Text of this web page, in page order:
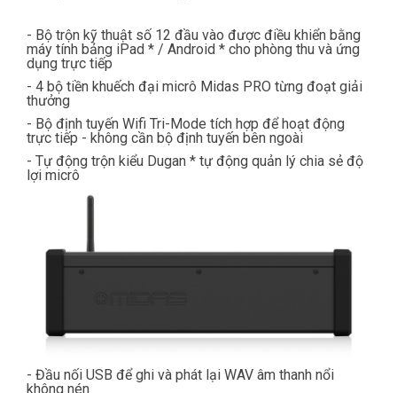
- Bộ trộn kỹ thuật số 12 đầu vào được điều khiển bằng
máy tính bảng iPad * / Android * cho phòng thu và ứng
dụng trực tiếp
- 4 bộ tiền khuếch đại micrô Midas PRO từng đoạt giải
thưởng
- Bộ định tuyến Wifi Tri-Mode tích hợp để hoạt động
trực tiếp - không cần bộ định tuyến bên ngoài
- Tự động trộn kiểu Dugan * tự động quản lý chia sẻ độ
lợi micrô
- Đầu nối USB để ghi và phát lại WAV âm thanh nổi
không nén